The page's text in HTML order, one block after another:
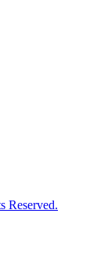
Reserved.